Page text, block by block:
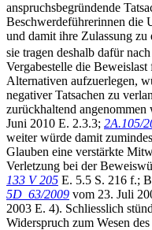
anspruchsbegründende
Beschwerdeführerinnen die
und damit ihre Zulassung zu
sie tragen deshalb dafür
Vergabestelle die Beweislast
Alternativen aufzuerlegen,
negativer Tatsachen zu
zurückhaltend
Juni 2010 E. 2.3.3; 2A.105/
weiter würde damit
Glauben eine verstärkte
Verletzung bei der
133 V 205 E. 5.5 S. 216 f.;
5D_63/2009 vom 23. Juli
2003 E. 4). Schliesslich
Widerspruch zum Wesen des